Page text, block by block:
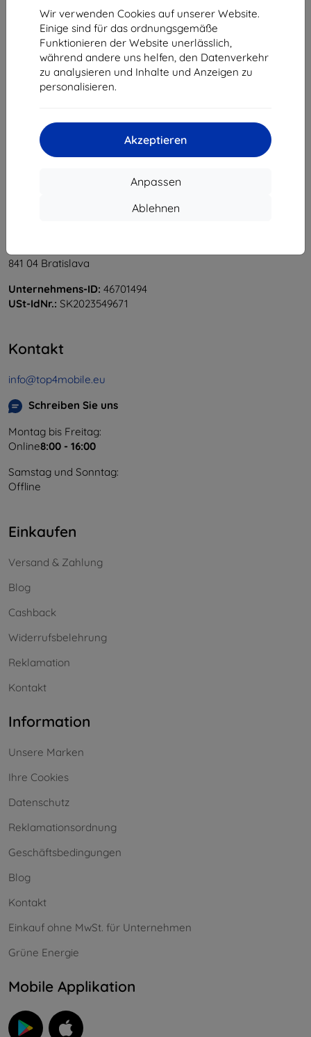
Wir verwenden Cookies auf unserer Website.
Einige sind für das ordnungsgemäße
Funktionieren der Website unerlässlich,
während andere uns helfen, den Datenverkehr
zu analysieren und Inhalte und Anzeigen zu
personalisieren.
Akzeptieren
Anpassen
Ablehnen
vom ganzen5.
«
841 04 Bratislava
Unternehmens-ID: 46701494
USt-IdNr.: SK2023549671
Kontakt
info@top4mobile.eu
Schreiben Sie uns
Montag bis Freitag:
Online8:00 - 16:00
Samstag und Sonntag:
Offline
Einkaufen
Versand & Zahlung
Blog
Cashback
Widerrufsbelehrung
Reklamation
Kontakt
Information
Unsere Marken
Ihre Cookies
Datenschutz
Reklamationsordnung
Geschäftsbedingungen
Blog
Kontakt
Einkauf ohne MwSt. für Unternehmen
Grüne Energie
Mobile Applikation